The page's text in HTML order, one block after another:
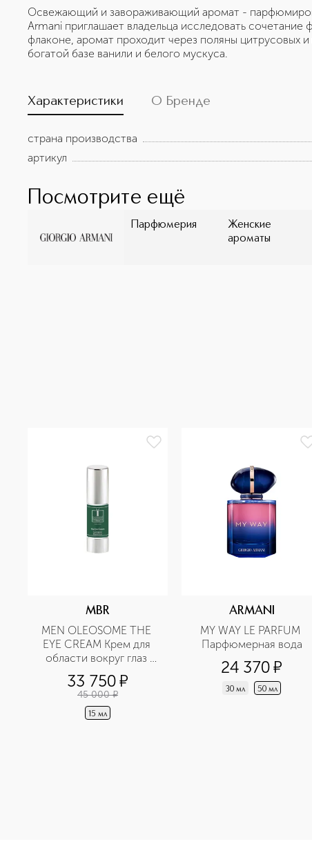
Освежающий и завораживающий аромат -
Armani приглашает владельца исследовать
флаконе, аромат проходит через поляны цитрусовых
богатой базе ванили и белого мускуса.
Характеристики О Бренде
страна производства
артикул
Посмотрите ещё
Парфюмерия
Женские
ароматы
MBR
MEN OLEOSOME THE
EYE CREAM Крем для
области вокруг глаз
разглаживающий
33 750¤
45 000 ¤
15 мл
ARMANI
MY WAY LE PARFUM
Парфюмерная вода
24 370¤
30 мл 50 мл